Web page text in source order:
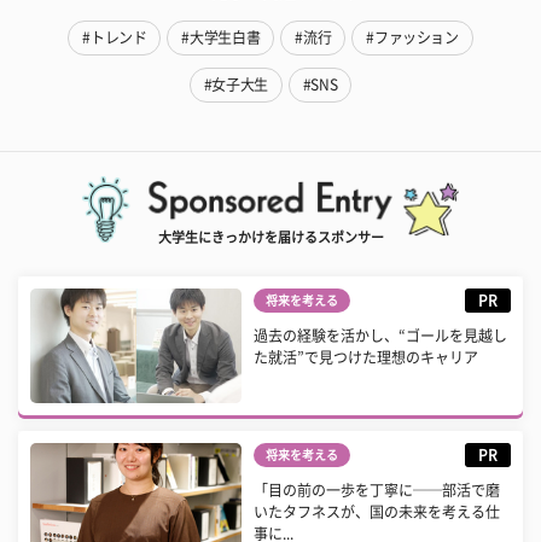
#トレンド #大学生白書 #流行 #ファッション
#女子大生 #SNS
大学生にきっかけを届けるスポンサー
将来を考える PR
過去の経験を活かし、“ゴールを見越し
た就活”で見つけた理想のキャリア
将来を考える PR
「目の前の一歩を丁寧に──部活で磨
いたタフネスが、国の未来を考える仕
事に...